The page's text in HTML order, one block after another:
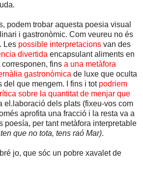
podem trobar aquesta poesia visual
i gastronòmic. Com veureu no és
Les possible interpretacions van des
divertida encapsulant aliments en
fins a una metàfora
gastronòmica de luxe que oculta
del que mengem. I fins i tot podriem
sobre la quantitat de menjar que
el.laboració dels plats (fixeu-vos com
aprofita una fracció i la resta va a
poesía, per tant metàfora interpretable
que no tota, tens raó Mar).
jo, que sóc un pobre xavalet de